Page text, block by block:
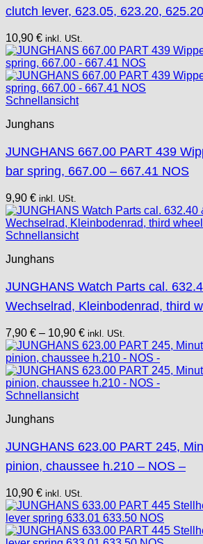
clutch lever, 623.05, 623.20, 625.20
10,90 € inkl. USt.
Schnellansicht
Junghans
JUNGHANS 667.00 PART 439
bar spring, 667.00 – 667.41 NOS
9,90 € inkl. USt.
Schnellansicht
Junghans
JUNGHANS Watch Parts cal.
Wechselrad, Kleinbodenrad, third
7,90 € – 10,90 € inkl. USt.
Schnellansicht
Junghans
JUNGHANS 623.00 PART 245,
pinion, chaussee h.210 – NOS –
10,90 € inkl. USt.